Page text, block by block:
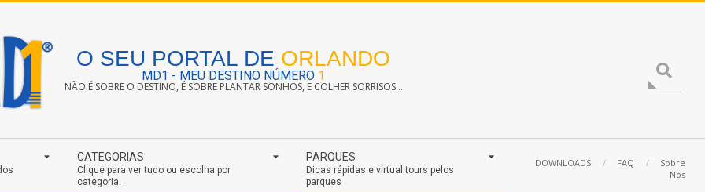
O SEU PORTAL DE ORLANDO
MD1 - MEU DESTINO NÚMERO 1
NÃO É SOBRE O DESTINO, É SOBRE PLANTAR SONHOS, E COLHER SORRISOS...
CATEGORIAS
Clique para ver tudo ou escolha por
categoria.
PARQUES
Dicas rápidas e virtual tours pelos
parques
DOWNLOADS FAQ
Sobre
Nós